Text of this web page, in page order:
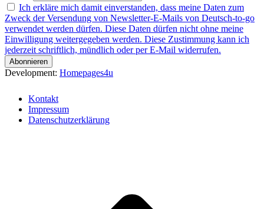
Ich erkläre mich damit einverstanden, dass meine Daten zum
Zweck der Versendung von Newsletter-E-Mails von Deutsch-to-go
verwendet werden dürfen. Diese Daten dürfen nicht ohne meine
Einwilligung weitergegeben werden. Diese Zustimmung kann ich
jederzeit schriftlich, mündlich oder per E-Mail widerrufen.
Development: Homepages4u
Kontakt
Impressum
Datenschutzerklärung